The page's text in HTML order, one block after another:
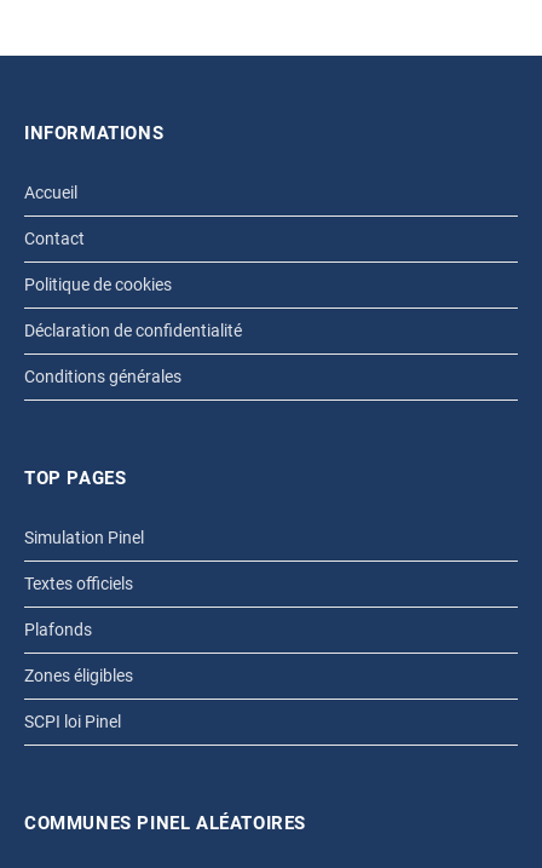
INFORMATIONS
Accueil
Contact
Politique de cookies
Déclaration de confidentialité
Conditions générales
TOP PAGES
Simulation Pinel
Textes officiels
Plafonds
Zones éligibles
SCPI loi Pinel
COMMUNES PINEL ALÉATOIRES